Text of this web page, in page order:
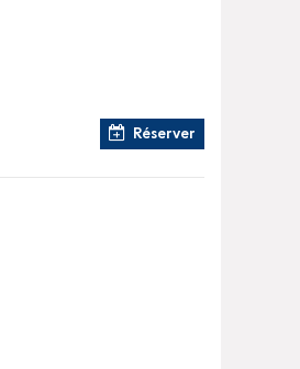
Réserver